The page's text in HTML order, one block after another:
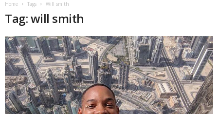
Home Tags Will smith
Tag: will smith